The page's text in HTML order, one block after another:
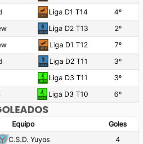
Liga D1 T14 4º
Liga D2 T13 2º
Liga D1 T12 7º
Liga D2 T11 3º
Liga D3 T11 3º
Liga D3 T10 6º
Equipo
Goles
C.S.D. Yuyos
4